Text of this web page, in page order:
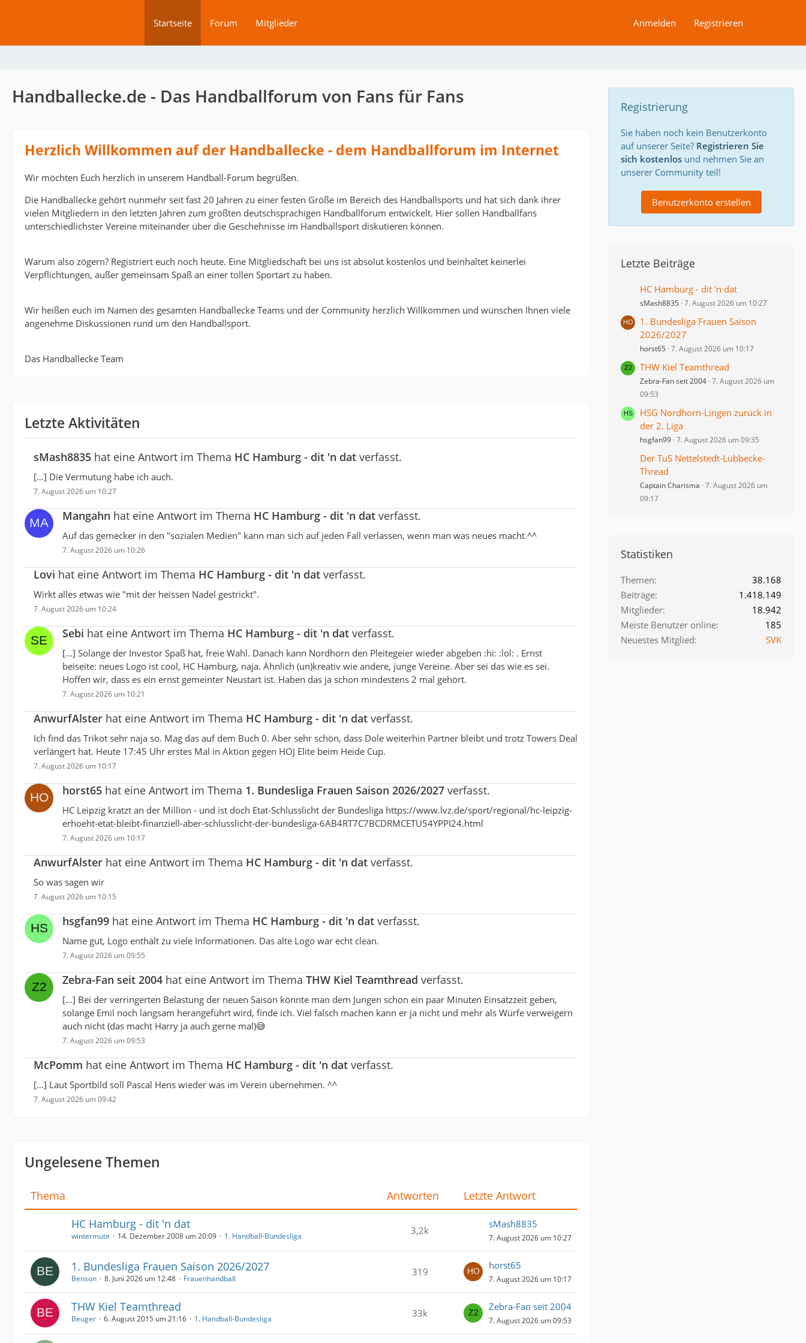
Startseite Forum Mitglieder Anmelden Registrieren
Handballecke.de - Das Handballforum von Fans für Fans
Herzlich Willkommen auf der Handballecke - dem Handballforum im Internet
Wir möchten Euch herzlich in unserem Handball-Forum begrüßen.
Die Handballecke gehört nunmehr seit fast 20 Jahren zu einer festen Größe im Bereich des Handballsports und hat sich dank ihrer
vielen Mitgliedern in den letzten Jahren zum größten deutschsprachigen Handballforum entwickelt. Hier sollen Handballfans
unterschiedlichster Vereine miteinander über die Geschehnisse im Handballsport diskutieren können.
Warum also zögern? Registriert euch noch heute. Eine Mitgliedschaft bei uns ist absolut kostenlos und beinhaltet keinerlei
Verpflichtungen, außer gemeinsam Spaß an einer tollen Sportart zu haben.
Wir heißen euch im Namen des gesamten Handballecke Teams und der Community herzlich Willkommen und wünschen Ihnen viele
angenehme Diskussionen rund um den Handballsport.
Das Handballecke Team
Letzte Aktivitäten
sMash8835 hat eine Antwort im Thema HC Hamburg - dit 'n dat verfasst.
[…] Die Vermutung habe ich auch.
7. August 2026 um 10:27
Mangahn hat eine Antwort im Thema HC Hamburg - dit 'n dat verfasst.
Auf das gemecker in den "sozialen Medien" kann man sich auf jeden Fall verlassen, wenn man was neues macht.^^
7. August 2026 um 10:26
Lovi hat eine Antwort im Thema HC Hamburg - dit 'n dat verfasst.
Wirkt alles etwas wie "mit der heissen Nadel gestrickt".
7. August 2026 um 10:24
Sebi hat eine Antwort im Thema HC Hamburg - dit 'n dat verfasst.
[…] Solange der Investor Spaß hat, freie Wahl. Danach kann Nordhorn den Pleitegeier wieder abgeben :hi: :lol: . Ernst
beiseite: neues Logo ist cool, HC Hamburg, naja. Ähnlich (un)kreativ wie andere, junge Vereine. Aber sei das wie es sei.
Hoffen wir, dass es ein ernst gemeinter Neustart ist. Haben das ja schon mindestens 2 mal gehört.
7. August 2026 um 10:21
AnwurfAlster hat eine Antwort im Thema HC Hamburg - dit 'n dat verfasst.
Ich find das Trikot sehr naja so. Mag das auf dem Buch 0. Aber sehr schön, dass Dole weiterhin Partner bleibt und trotz Towers Deal
verlängert hat. Heute 17:45 Uhr erstes Mal in Aktion gegen HOJ Elite beim Heide Cup.
7. August 2026 um 10:17
horst65 hat eine Antwort im Thema 1. Bundesliga Frauen Saison 2026/2027 verfasst.
HC Leipzig kratzt an der Million - und ist doch Etat-Schlusslicht der Bundesliga https://www.lvz.de/sport/regional/hc-leipzig-
erhoeht-etat-bleibt-finanziell-aber-schlusslicht-der-bundesliga-6AB4RT7C7BCDRMCETU54YPPI24.html
7. August 2026 um 10:17
AnwurfAlster hat eine Antwort im Thema HC Hamburg - dit 'n dat verfasst.
So was sagen wir
7. August 2026 um 10:15
hsgfan99 hat eine Antwort im Thema HC Hamburg - dit 'n dat verfasst.
Name gut, Logo enthält zu viele Informationen. Das alte Logo war echt clean.
7. August 2026 um 09:55
Zebra-Fan seit 2004 hat eine Antwort im Thema THW Kiel Teamthread verfasst.
[…] Bei der verringerten Belastung der neuen Saison könnte man dem Jungen schon ein paar Minuten Einsatzzeit geben,
solange Emil noch langsam herangeführt wird, finde ich. Viel falsch machen kann er ja nicht und mehr als Würfe verweigern
auch nicht (das macht Harry ja auch gerne mal)😅
7. August 2026 um 09:53
McPomm hat eine Antwort im Thema HC Hamburg - dit 'n dat verfasst.
[…] Laut Sportbild soll Pascal Hens wieder was im Verein übernehmen. ^^
7. August 2026 um 09:42
Ungelesene Themen
Thema Antworten
Letzte Antwort
HC Hamburg - dit 'n dat
wintermute 14. Dezember 2008 um 20:09 1. Handball-Bundesliga 3,2k
sMash8835
7. August 2026 um 10:27
1. Bundesliga Frauen Saison 2026/2027
Benson 8. Juni 2026 um 12:48 Frauenhandball
319
horst65
7. August 2026 um 10:17
THW Kiel Teamthread
Beuger 6. August 2015 um 21:16 1. Handball-Bundesliga 33k
Zebra-Fan seit 2004
7. August 2026 um 09:53
Registrierung
Sie haben noch kein Benutzerkonto
auf unserer Seite? Registrieren Sie
sich kostenlos und nehmen Sie an
unserer Community teil!
Benutzerkonto erstellen
Letzte Beiträge
HC Hamburg - dit 'n dat
sMash8835 7. August 2026 um 10:27
1. Bundesliga Frauen Saison
2026/2027
horst65 7. August 2026 um 10:17
THW Kiel Teamthread
Zebra-Fan seit 2004 7. August 2026 um
09:53
HSG Nordhorn-Lingen zurück in
der 2. Liga
hsgfan99 7. August 2026 um 09:35
Der TuS Nettelstedt-Lübbecke-
Thread
Captain Charisma 7. August 2026 um
09:17
Statistiken
Themen
38.168
Beiträge
1.418.149
Mitglieder
18.942
Meiste Benutzer online
185
Neuestes Mitglied
SVK